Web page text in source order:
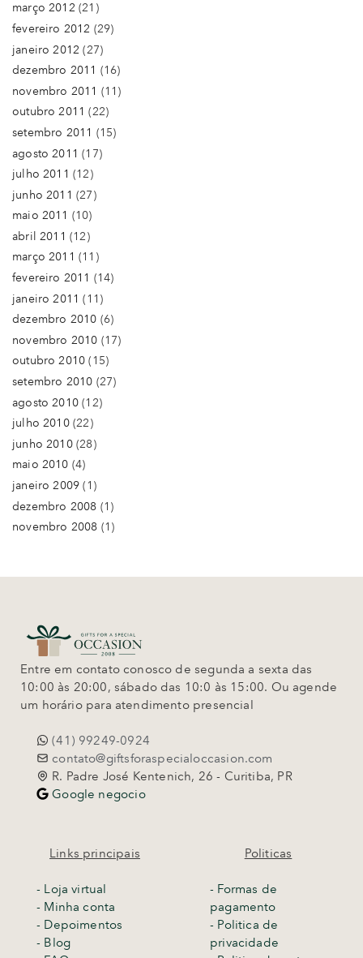
março 2012 (21)
fevereiro 2012 (29)
janeiro 2012 (27)
dezembro 2011 (16)
novembro 2011 (11)
outubro 2011 (22)
setembro 2011 (15)
agosto 2011 (17)
julho 2011 (12)
junho 2011 (27)
maio 2011 (10)
abril 2011 (12)
março 2011 (11)
fevereiro 2011 (14)
janeiro 2011 (11)
dezembro 2010 (6)
novembro 2010 (17)
outubro 2010 (15)
setembro 2010 (27)
agosto 2010(12)
julho 2010(22)
junho 2010(28)
maio 2010 (4)
janeiro 2009 (1)
dezembro 2008 (1)
novembro 2008 (1)
Entre em contato conosco de segunda a sexta das
10:00 às 20:00, sábado das 10:0 às 15:00. Ou agende
um horário para atendimento presencial
(41) 99249-0924
contato@giftsforaspecialoccasion.com
R. Padre José Kentenich, 26 - Curitiba, PR
Google negocio
Links principais
- Loja virtual
- Minha conta
- Depoimentos
- Blog
Politicas
- Formas de
pagamento
- Politica de
privacidade